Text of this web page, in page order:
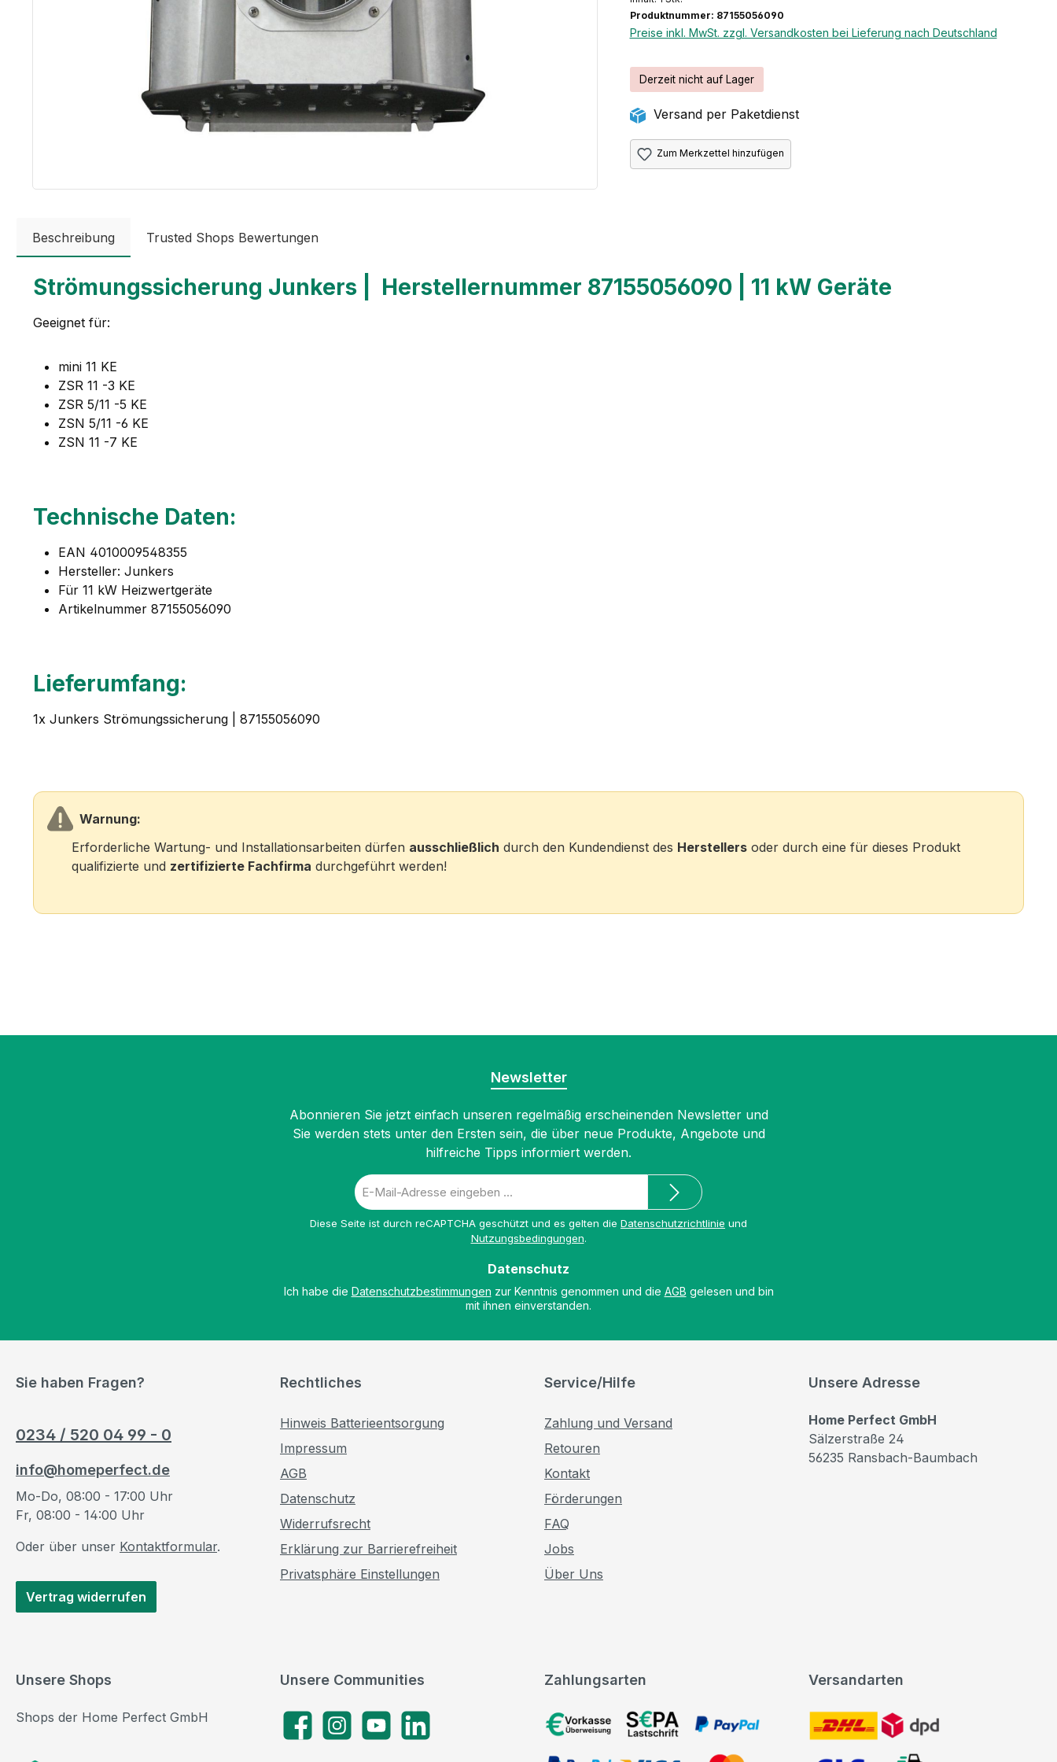
Produktnummer: 87155056090
Preise inkl. MwSt. zzgl. Versandkosten bei Lieferung nach Deutschland
Derzeit nicht auf Lager
Versand per Paketdienst
Zum Merkzettel hinzufügen
Beschreibung Trusted Shops Bewertungen
Strömungssicherung Junkers | Herstellernummer 87155056090 | 11 kW Geräte
Geeignet für:
mini 11 KE
ZSR 11 -3 KE
ZSR 5/11 -5 KE
ZSN 5/11 -6 KE
ZSN 11 -7 KE
Technische Daten:
EAN 4010009548355
Hersteller: Junkers
Für 11 kW Heizwertgeräte
Artikelnummer 87155056090
Lieferumfang:
1x Junkers Strömungssicherung | 87155056090
Warnung:
Erforderliche Wartung- und Installationsarbeiten dürfen ausschließlich durch den Kundendienst des Herstellers oder durch eine für dieses Produkt
qualifizierte und zertifizierte Fachfirma durchgeführt werden!
Newsletter
Abonnieren Sie jetzt einfach unseren regelmäßig erscheinenden Newsletter und
Sie werden stets unter den Ersten sein, die über neue Produkte, Angebote und
hilfreiche Tipps informiert werden.
E-
Mail-
Diese Seite ist durch reCAPTCHA geschützt und es gelten die Datenschutzrichtlinie und
Nutzungsbedingungen.
Datenschutz
Ich habe die Datenschutzbestimmungen zur Kenntnis genommen und die AGB gelesen und bin
mit ihnen einverstanden.
Sie haben Fragen?
0234 / 520 04 99 - 0
info@homeperfect.de
Mo-Do, 08:00 - 17:00 Uhr
Fr, 08:00 - 14:00 Uhr
Oder über unser Kontaktformular.
Vertrag widerrufen
Rechtliches
Hinweis Batterieentsorgung
Impressum
AGB
Datenschutz
Widerrufsrecht
Erklärung zur Barrierefreiheit
Privatsphäre Einstellungen
Service/Hilfe
Zahlung und Versand
Retouren
Kontakt
Förderungen
FAQ
Jobs
Über Uns
Zahlungsarten
Vorkasse, SEPA-Lastschrift, PayPal
Versandarten
Unsere Adresse
Home Perfect GmbH
Sälzerstraße 24
56235 Ransbach-Baumbach
Unsere Communities
FacebookInstagramYouTubeLinkedIn
Unsere Shops
Shops der Home Perfect GmbH